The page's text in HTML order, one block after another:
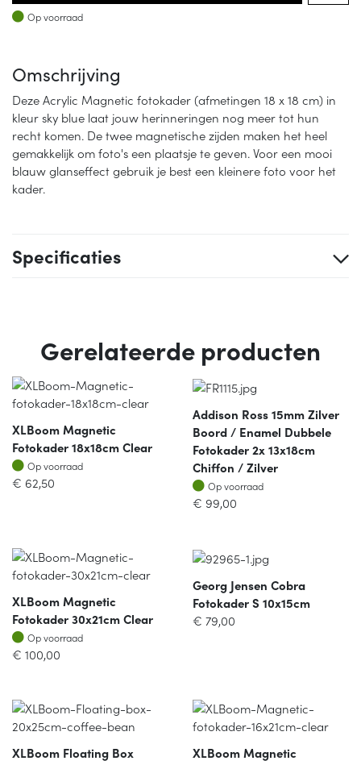
Op voorraad
Op voorraad
Omschrijving
Deze Acrylic Magnetic fotokader (afmetingen 18 x 18 cm) in
kleur sky blue laat jouw herinneringen nog meer tot hun
recht komen. De twee magnetische zijden maken het heel
gemakkelijk om foto's een plaatsje te geven. Voor een mooi
blauw glanseffect gebruik je best een kleinere foto voor het
kader.
Specificaties
Gerelateerde producten
XLBoom Magnetic
Fotokader 18x18cm Clear
Op voorraad
Op voorraad
€ 62,50
Addison Ross 15mm Zilver
Boord / Enamel Dubbele
Fotokader 2x 13x18cm
Chiffon / Zilver
Op voorraad
Op voorraad
€ 99,00
XLBoom Magnetic
Fotokader 30x21cm Clear
Op voorraad
Op voorraad
€ 100,00
Georg Jensen Cobra
Fotokader S 10x15cm
€ 79,00
XLBoom Floating Box
XLBoom Magnetic